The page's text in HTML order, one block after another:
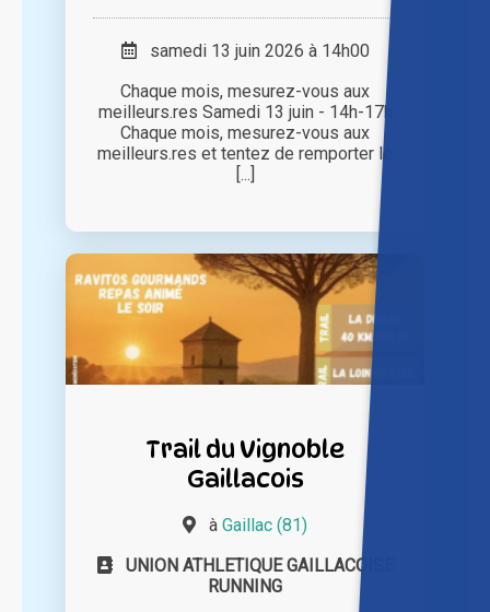
samedi 13 juin 2026 à 14h00
Chaque mois, mesurez-vous aux
meilleurs.res Samedi 13 juin - 14h-17h
Chaque mois, mesurez-vous aux
meilleurs.res et tentez de remporter le
[...]
Trail du Vignoble
Gaillacois
à Gaillac (81)
UNION ATHLETIQUE GAILLACOISE
RUNNING